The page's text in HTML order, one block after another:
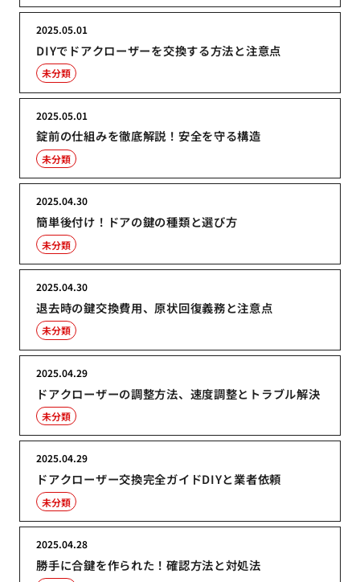
DIYでドアクローザーを交換する方法と注意点
2025.05.01
未分類
錠前の仕組みを徹底解説！安全を守る構造
2025.05.01
未分類
簡単後付け！ドアの鍵の種類と選び方
2025.04.30
未分類
退去時の鍵交換費用、原状回復義務と注意点
2025.04.30
未分類
ドアクローザーの調整方法、速度調整とトラブル解決
2025.04.29
未分類
ドアクローザー交換完全ガイドDIYと業者依頼
2025.04.29
未分類
勝手に合鍵を作られた！確認方法と対処法
2025.04.28